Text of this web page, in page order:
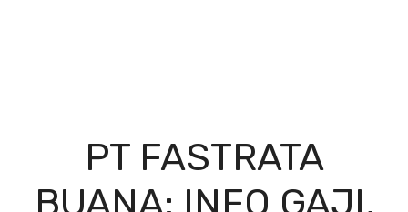
PT FASTRATA
BUANA: INFO GAJI,